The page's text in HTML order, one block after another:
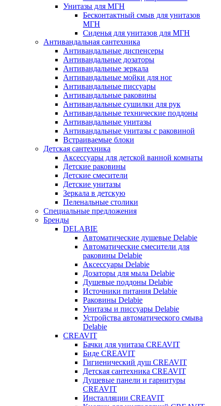
Унитазы для МГН
Бесконтактный смыв для унитазов
МГН
Сиденья для унитазов для МГН
Антивандальная сантехника
Антивандальные диспенсеры
Антивандальные дозаторы
Антивандальные зеркала
Антивандальные мойки для ног
Антивандальные писсуары
Антивандальные раковины
Антивандальные сушилки для рук
Антивандальные технические поддоны
Антивандальные унитазы
Антивандальные унитазы с раковиной
Встраиваемые блоки
Детская сантехника
Аксессуары для детской ванной комнаты
Детские раковины
Детские смесители
Детские унитазы
Зеркала в детскую
Пеленальные столики
Специальные предложения
Бренды
DELABIE
Автоматические душевые Delabie
Автоматические смесители для
раковины Delabie
Аксессуары Delabie
Дозаторы для мыла Delabie
Душевые поддоны Delabie
Источники питания Delabie
Раковины Delabie
Унитазы и писсуары Delabie
Устройства автоматического смыва
Delabie
CREAVIT
Бачки для унитаза CREAVIT
Биде CREAVIT
Гигиенический душ CREAVIT
Детская сантехника CREAVIT
Душевые панели и гарнитуры
CREAVIT
Инсталляции CREAVIT